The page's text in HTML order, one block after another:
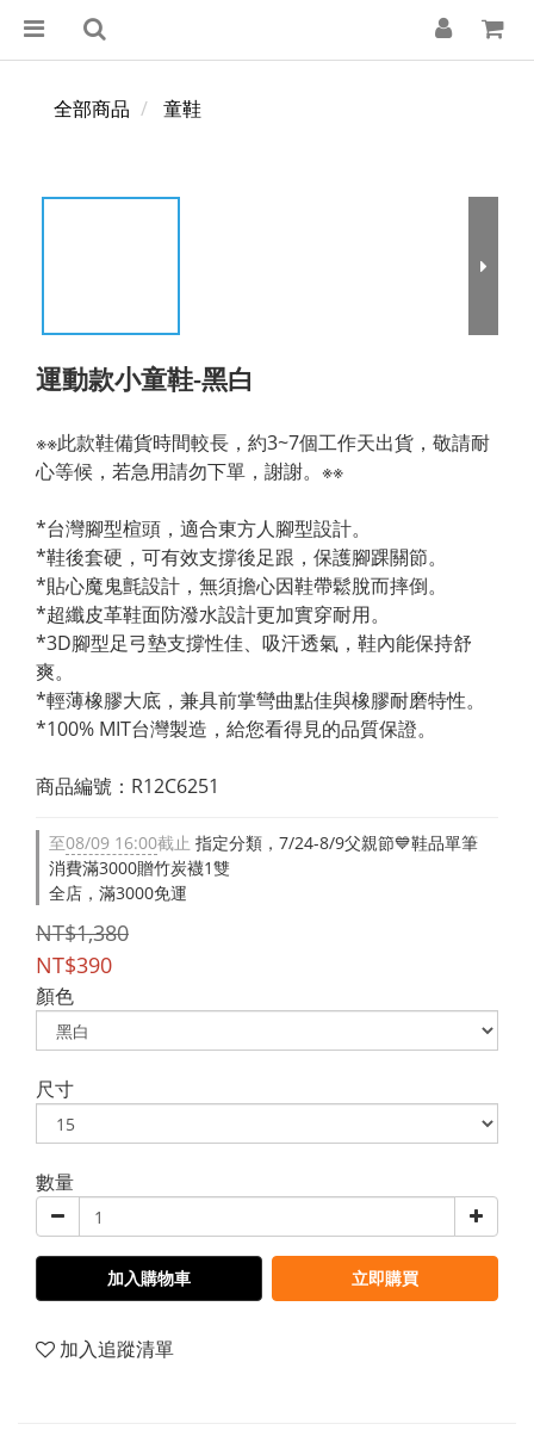
全部商品 童鞋
運動款小童鞋-黑白
※※此款鞋備貨時間較長，約3~7個工作天出貨，敬請耐
心等候，若急用請勿下單，謝謝。※※
*台灣腳型楦頭，適合東方人腳型設計。
*鞋後套硬，可有效支撐後足跟，保護腳踝關節。
*貼心魔鬼氈設計，無須擔心因鞋帶鬆脫而摔倒。
*超纖皮革鞋面防潑水設計更加實穿耐用。
*3D腳型足弓墊支撐性佳、吸汗透氣，鞋內能保持舒
爽。
*輕薄橡膠大底，兼具前掌彎曲點佳與橡膠耐磨特性。
*100% MIT台灣製造，給您看得見的品質保證。
商品編號：R12C6251
至08/09 16:00截止 指定分類，7/24-8/9父親節💙鞋品單筆
消費滿3000贈竹炭襪1雙
全店，滿3000免運
NT$1,380
NT$390
顏色
尺寸
數量
加入購物車 立即購買
加入追蹤清單